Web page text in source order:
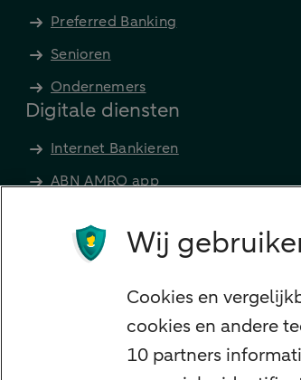
Preferred Banking
Senioren
Ondernemers
Digitale diensten
Internet Bankieren
ABN AMRO app
Apple Pay
Meest gezocht
Hypotheek berekenen
Wij
Cookies en
cookies en andere
10 partners